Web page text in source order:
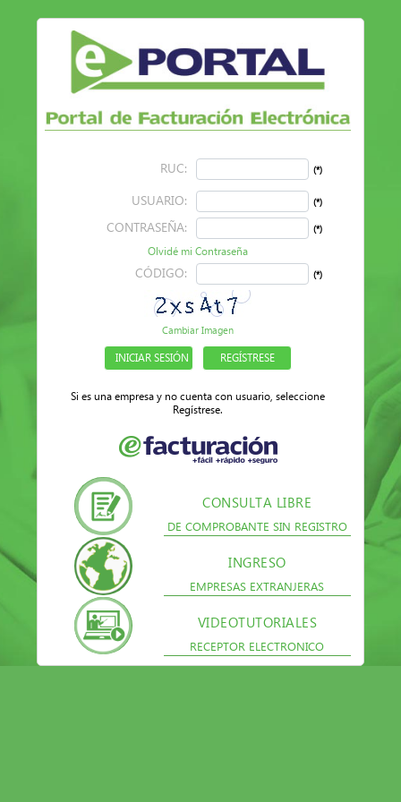
RUC: (*)
USUARIO: (*)
CONTRASEÑA: (*)
Olvidé mi Contraseña
CÓDIGO: (*)
Cambiar Imagen
Si es una empresa y no cuenta con usuario, seleccione
Regístrese.
CONSULTA LIBRE
DE COMPROBANTE SIN REGISTRO
INGRESO
EMPRESAS EXTRANJERAS
VIDEOTUTORIALES
RECEPTOR ELECTRONICO